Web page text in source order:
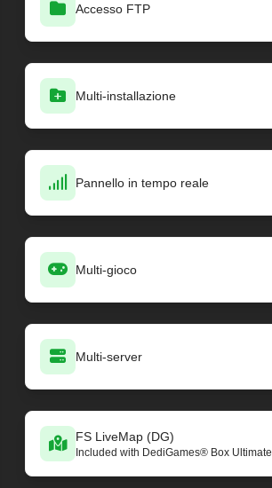
Accesso FTP
Multi-installazione
Pannello in tempo reale
Multi-gioco
Multi-server
FS LiveMap (DG)
Included with DediGames® Box Ultimate